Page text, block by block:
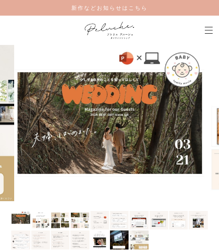
新作などお知らせはこちら